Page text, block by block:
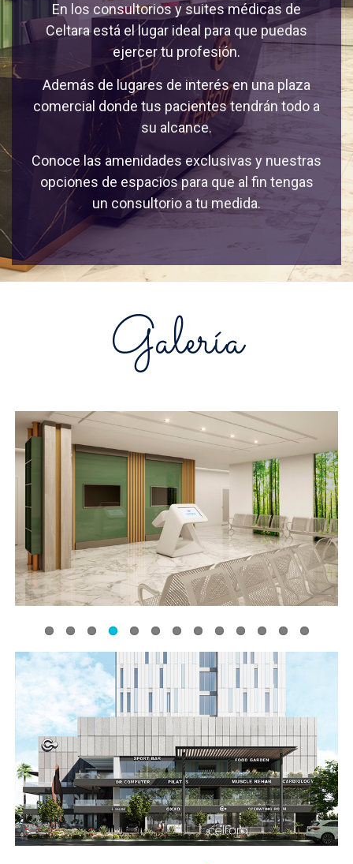
En los consultorios y suites médicas de
Celtara está el lugar ideal para que puedas
ejercer tu profesión.
Además de lugares de interés en una plaza
comercial donde tus pacientes tendrán todo a
su alcance.
Conoce las amenidades exclusivas y nuestras
opciones de espacios para que al fin tengas
un consultorio a tu medida.
Galería